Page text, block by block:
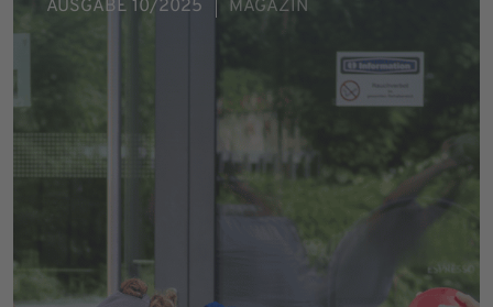
AUSGABE 10/2025 MAGAZIN